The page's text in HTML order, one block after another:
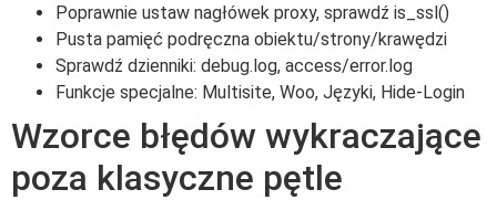
Poprawnie ustaw nagłówek proxy, sprawdź is_ssl()
Pusta pamięć podręczna obiektu/strony/krawędzi
Sprawdź dzienniki: debug.log, access/error.log
Funkcje specjalne: Multisite, Woo, Języki, Hide-Login
Wzorce błędów wykraczające
poza klasyczne pętle